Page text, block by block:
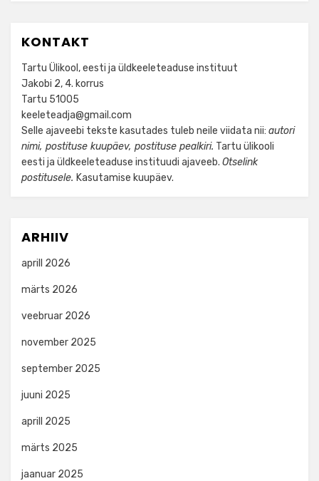
KONTAKT
Tartu Ülikool, eesti ja üldkeeleteaduse instituut
Jakobi 2, 4. korrus
Tartu 51005
keeleteadja@gmail.com
Selle ajaveebi tekste kasutades tuleb neile viidata nii: autori
nimi, postituse kuupäev, postituse pealkiri. Tartu ülikooli
eesti ja üldkeeleteaduse instituudi ajaveeb. Otselink
postitusele. Kasutamise kuupäev.
ARHIIV
aprill 2026
märts 2026
veebruar 2026
november 2025
september 2025
juuni 2025
aprill 2025
märts 2025
jaanuar 2025